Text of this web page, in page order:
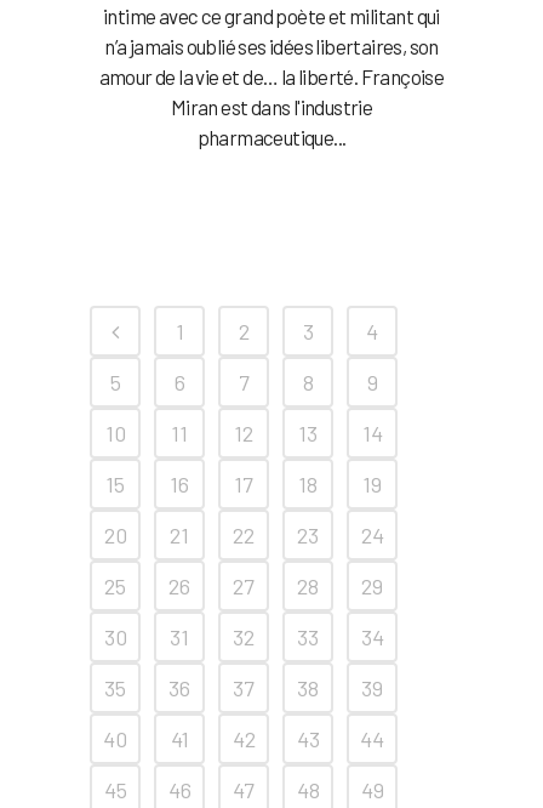
intime avec ce grand poète et militant qui
n’a jamais oublié ses idées libertaires, son
amour de la vie et de… la liberté. Françoise
Miran est dans l'industrie
pharmaceutique...
1 2 3
4
5
6 7 8
9
10
11 12 13
14
15
16 17 18
19
20
21 22 23
24
25
26 27 28
29
30
31 32 33
34
35
36 37 38
39
40
41 42 43
44
45
46 47 48
49